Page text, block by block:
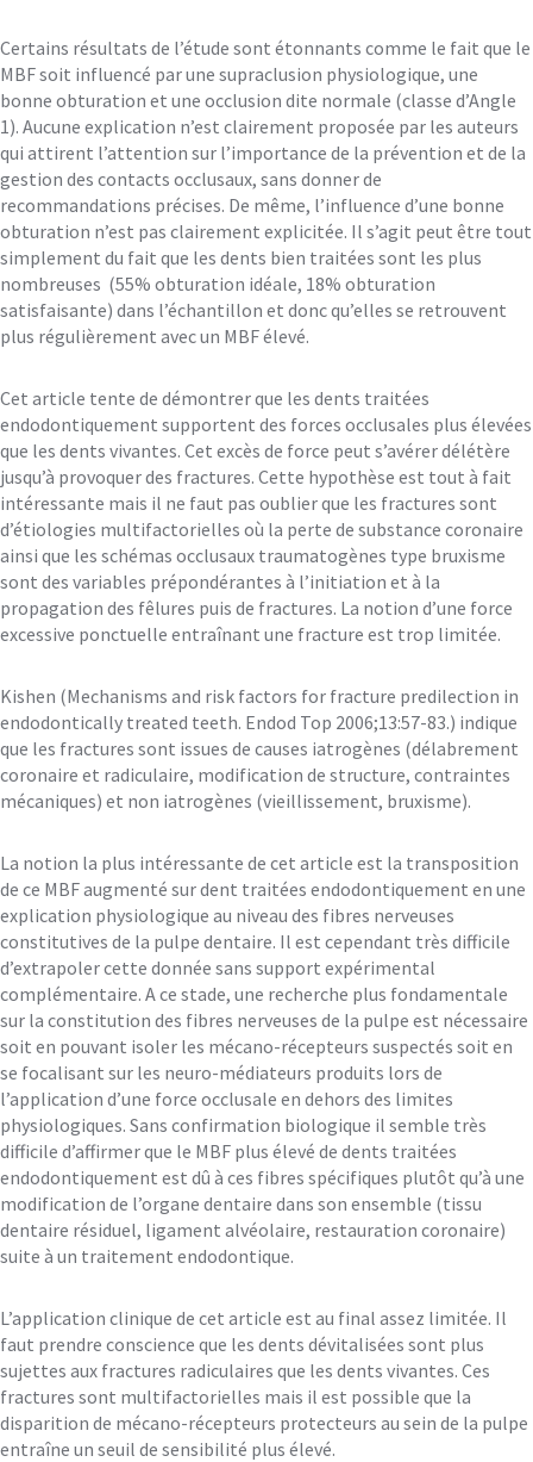
Certains résultats de l’étude sont étonnants comme le fait que le
MBF soit influencé par une supraclusion physiologique, une
bonne obturation et une occlusion dite normale (classe d’Angle
1). Aucune explication n’est clairement proposée par les auteurs
qui attirent l’attention sur l’importance de la prévention et de la
gestion des contacts occlusaux, sans donner de
recommandations précises. De même, l’influence d’une bonne
obturation n’est pas clairement explicitée. Il s’agit peut être tout
simplement du fait que les dents bien traitées sont les plus
nombreuses (55% obturation idéale, 18% obturation
satisfaisante) dans l’échantillon et donc qu’elles se retrouvent
plus régulièrement avec un MBF élevé.
Cet article tente de démontrer que les dents traitées
endodontiquement supportent des forces occlusales plus élevées
que les dents vivantes. Cet excès de force peut s’avérer délétère
jusqu’à provoquer des fractures. Cette hypothèse est tout à fait
intéressante mais il ne faut pas oublier que les fractures sont
d’étiologies multifactorielles où la perte de substance coronaire
ainsi que les schémas occlusaux traumatogènes type bruxisme
sont des variables prépondérantes à l’initiation et à la
propagation des fêlures puis de fractures. La notion d’une force
excessive ponctuelle entraînant une fracture est trop limitée.
Kishen (Mechanisms and risk factors for fracture predilection in
endodontically treated teeth. Endod Top 2006;13:57-83.) indique
que les fractures sont issues de causes iatrogènes (délabrement
coronaire et radiculaire, modification de structure, contraintes
mécaniques) et non iatrogènes (vieillissement, bruxisme).
La notion la plus intéressante de cet article est la transposition
de ce MBF augmenté sur dent traitées endodontiquement en une
explication physiologique au niveau des fibres nerveuses
constitutives de la pulpe dentaire. Il est cependant très difficile
d’extrapoler cette donnée sans support expérimental
complémentaire. A ce stade, une recherche plus fondamentale
sur la constitution des fibres nerveuses de la pulpe est nécessaire
soit en pouvant isoler les mécano-récepteurs suspectés soit en
se focalisant sur les neuro-médiateurs produits lors de
l’application d’une force occlusale en dehors des limites
physiologiques. Sans confirmation biologique il semble très
difficile d’affirmer que le MBF plus élevé de dents traitées
endodontiquement est dû à ces fibres spécifiques plutôt qu’à une
modification de l’organe dentaire dans son ensemble (tissu
dentaire résiduel, ligament alvéolaire, restauration coronaire)
suite à un traitement endodontique.
L’application clinique de cet article est au final assez limitée. Il
faut prendre conscience que les dents dévitalisées sont plus
sujettes aux fractures radiculaires que les dents vivantes. Ces
fractures sont multifactorielles mais il est possible que la
disparition de mécano-récepteurs protecteurs au sein de la pulpe
entraîne un seuil de sensibilité plus élevé.